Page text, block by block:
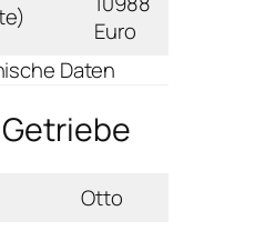
Euro
Daten
Otto